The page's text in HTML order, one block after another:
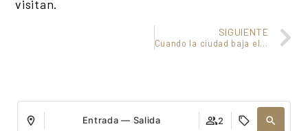
visitan.
SIGUIENTE
Cuando la ciudad baja el volumen: Barcelona en enero
Entrada — Salida 2